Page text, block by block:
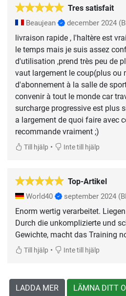
Tres satisfait
Beaujean december 2024
livraison rapide , l'haltère est
le temps mais je suis assez
d'utilisation ,prend très peu de
vaut largement le coup(plus ou
d'abonnement à la salle de
convenir à tout le monde car
surcharge progressive est plus
a largement de quoi faire avec
recommande vraiment ;)
Till hjälp • Inte till hjälp
Top-Artikel
World40 september 2024
Enorm wertig verarbeitet.
Durch die unkomplizierte und
Gewichte, macht das Training
Till hjälp • Inte till hjälp
LADDA MER LÄMNA DITT